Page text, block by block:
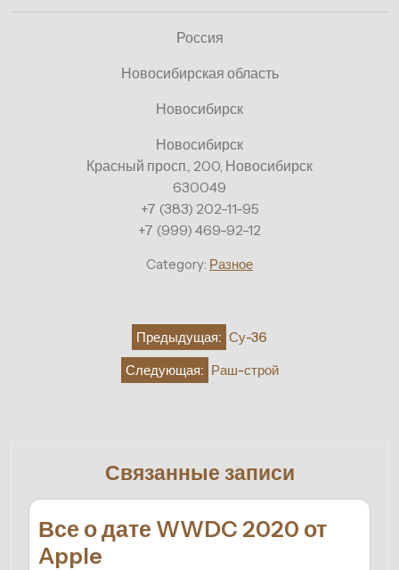
Россия
Новосибирская область
Новосибирск
Новосибирск
Красный просп., 200, Новосибирск
630049
+7 (383) 202-11-95
+7 (999) 469-92-12
Category: Разное
Предыдущая: Су-36
Следующая: Раш-строй
Связанные записи
Все о дате WWDC 2020 от
Apple